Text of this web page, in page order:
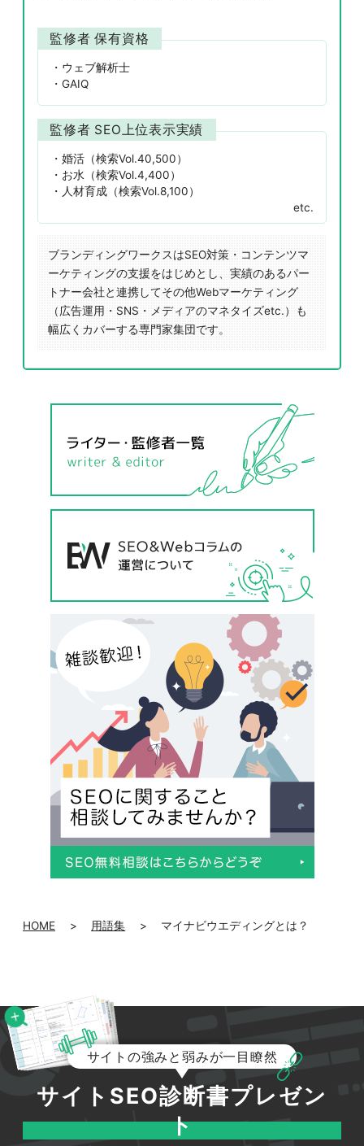
監修者 保有資格
ウェブ解析士
GAIQ
監修者 SEO上位表示実績
婚活（検索Vol.40,500）
お水（検索Vol.4,400）
人材育成（検索Vol.8,100）
etc.
ブランディングワークスはSEO対策・コンテンツマ
ーケティングの支援をはじめとし、実績のあるパー
トナー会社と連携してその他Webマーケティング
（広告運用・SNS・メディアのマネタイズetc.）も
幅広くカバーする専門家集団です。
HOME > 用語集 > マイナビウエディングとは？
サイトの強みと弱みが一目瞭然
サイトSEO診断書プレゼン
ト
047-114-3111 平日 AM9:30~PM8:00
無料相談・
お問い合わせ
サイトSEO診断
申し込み